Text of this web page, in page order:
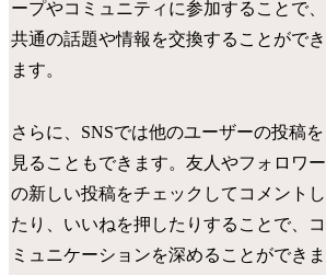
ープやコミュニティに参加することで、
共通の話題や情報を交換することができ
ます。
さらに、SNSでは他のユーザーの投稿を
見ることもできます。友人やフォロワー
の新しい投稿をチェックしてコメントし
たり、いいねを押したりすることで、コ
ミュニケーションを深めることができま